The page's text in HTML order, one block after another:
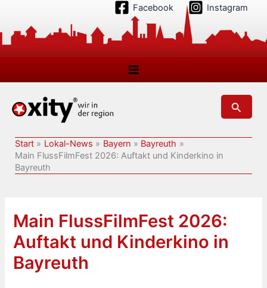
springen
Facebook Instagram
Suchen
Start Lokal-News Bayern
Bayreuth
Main FlussFilmFest 2026: Auftakt und Kinderkino in
Bayreuth
Main FlussFilmFest 2026:
Auftakt und Kinderkino in
Bayreuth